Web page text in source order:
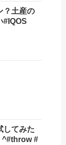
？土産の
#IQOS
してみた
^#throw #